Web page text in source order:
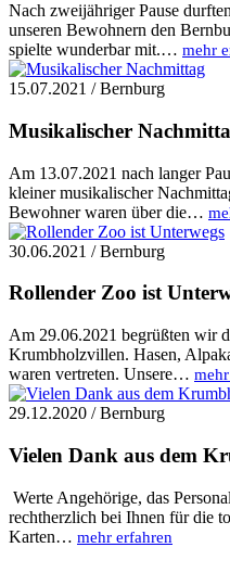
Nach zweijähriger Pause
unseren Bewohnern den
spielte wunderbar mit.… mehr
15.07.2021 / Bernburg
Musikalischer
Am 13.07.2021 nach langer
kleiner musikalischer
Bewohner waren über die…
30.06.2021 / Bernburg
Rollender Zoo ist
Am 29.06.2021 begrüßten wir
Krumbholzvillen. Hasen,
waren vertreten. Unsere…
29.12.2020 / Bernburg
Vielen Dank aus dem
Werte Angehörige, das
rechtherzlich bei Ihnen für die
Karten… mehr erfahren